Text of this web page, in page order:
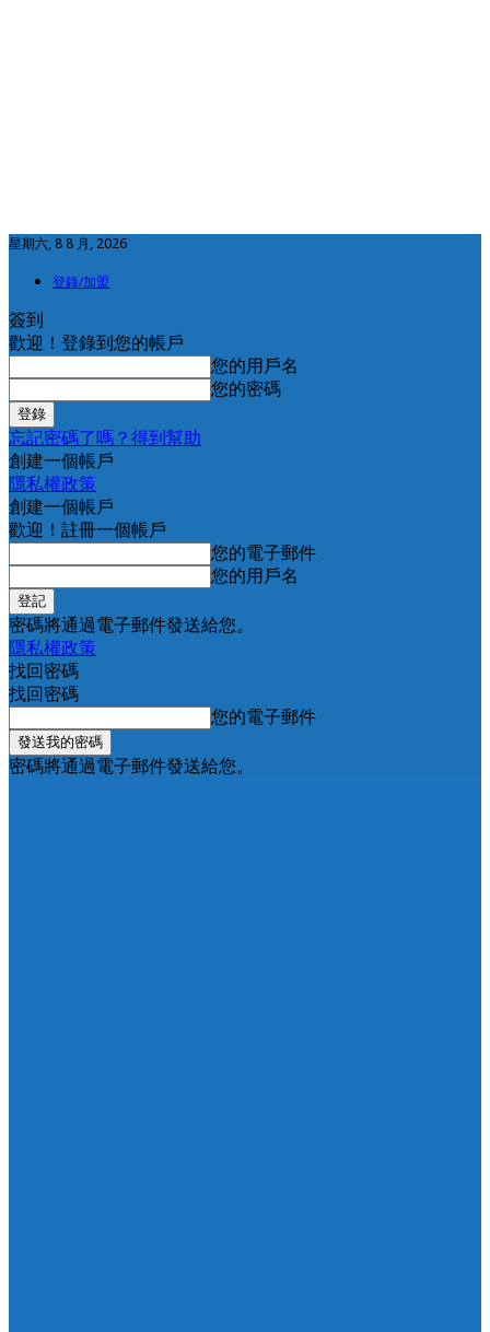
星期六, 8 8 月, 2026
登錄/加盟
簽到
歡迎！登錄到您的帳戶
您的用戶名
您的密碼
忘記密碼了嗎？得到幫助
創建一個帳戶
隱私權政策
創建一個帳戶
歡迎！註冊一個帳戶
您的電子郵件
您的用戶名
密碼將通過電子郵件發送給您。
隱私權政策
找回密碼
找回密碼
您的電子郵件
密碼將通過電子郵件發送給您。